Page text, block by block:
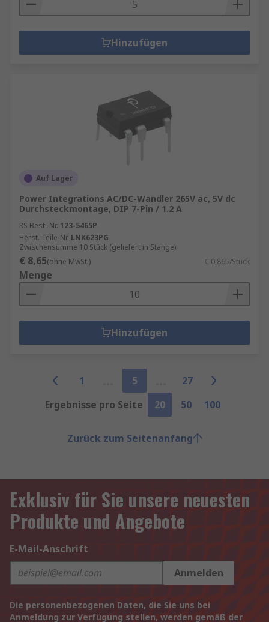
Hinzufügen
Auf Lager
Power Integrations AC/DC-Wandler 265V ac, 5V dc
Durchsteckmontage, DIP 7-Pin / 1.2 A
RS Best.-Nr. 123-5465P
Herst. Teile-Nr. LNK623PG
Zwischensumme 10 Stück (geliefert in Stange)
€ 8,65(ohne MwSt.) € 0,865/Stück
Menge
Hinzufügen
1 5
27
Ergebnisse pro Seite
20 50 100
Zurück zum Seitenanfang
Exklusiv für Sie unsere neuesten
Produkte und Angebote
E-Mail-Anschrift
Anmelden
Die personenbezogenen Daten, die Sie uns bei
Anmeldung zur Verfügung stellen, werden gemäß der